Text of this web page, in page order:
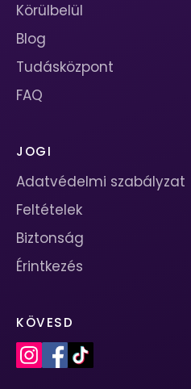
Körülbelül
Blog
Tudásközpont
FAQ
JOGI
Adatvédelmi szabályzat
Feltételek
Biztonság
Érintkezés
KÖVESD